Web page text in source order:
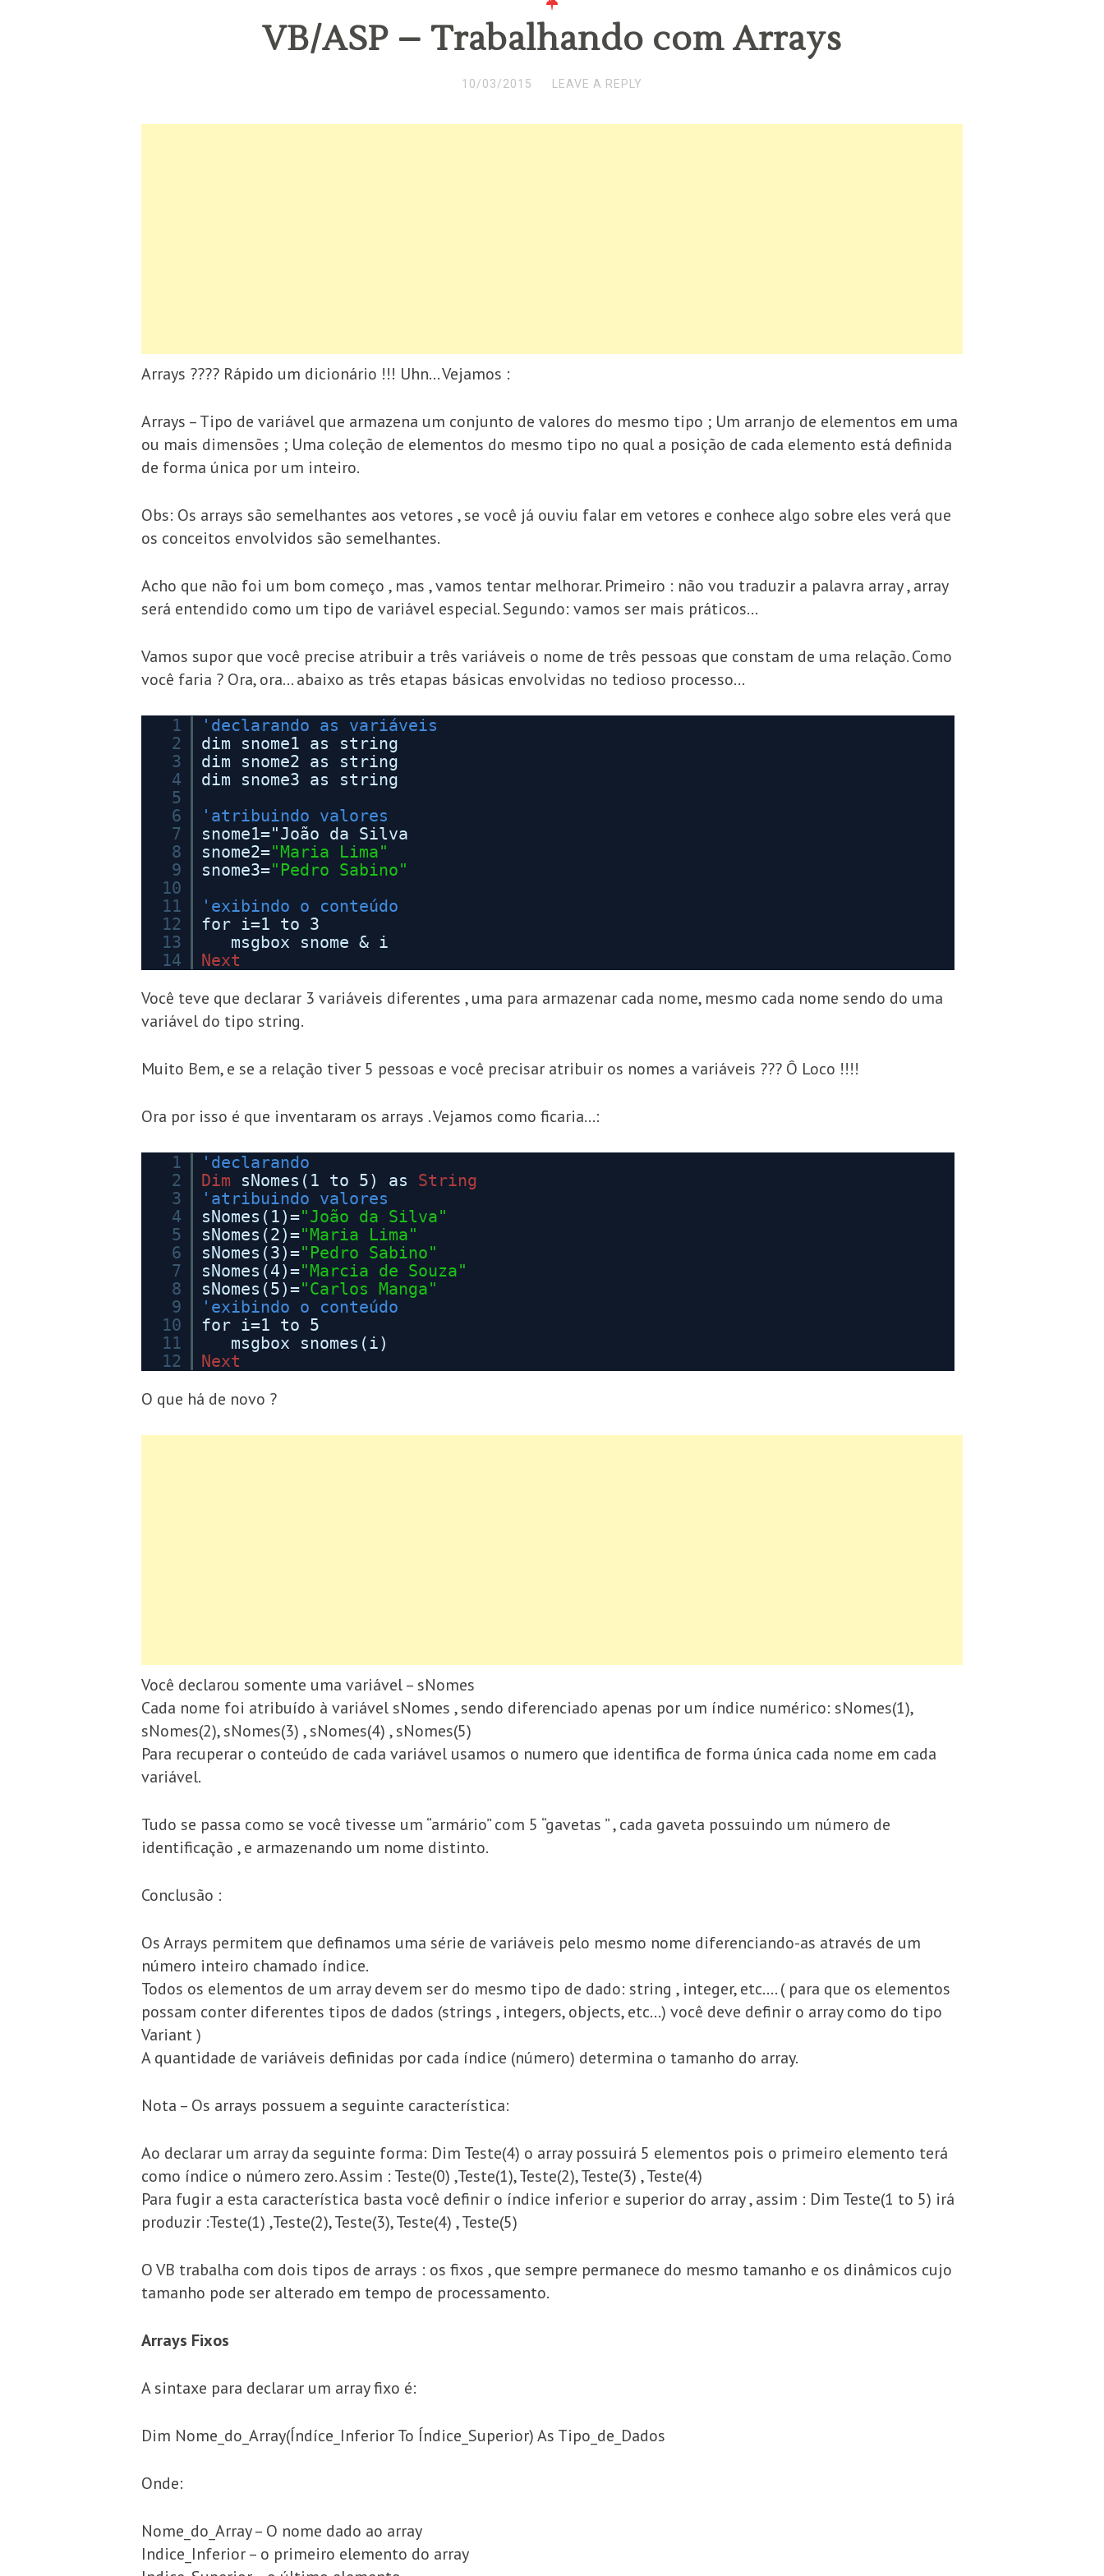
VB/ASP – Trabalhando com Arrays
10/03/2015 LEAVE A REPLY
Arrays ???? Rápido um dicionário !!! Uhn… Vejamos :
Arrays – Tipo de variável que armazena um conjunto de valores do mesmo tipo ; Um arranjo de elementos em uma
ou mais dimensões ; Uma coleção de elementos do mesmo tipo no qual a posição de cada elemento está definida
de forma única por um inteiro.
Obs: Os arrays são semelhantes aos vetores , se você já ouviu falar em vetores e conhece algo sobre eles verá que
os conceitos envolvidos são semelhantes.
Acho que não foi um bom começo , mas , vamos tentar melhorar. Primeiro : não vou traduzir a palavra array , array
será entendido como um tipo de variável especial. Segundo: vamos ser mais práticos…
Vamos supor que você precise atribuir a três variáveis o nome de três pessoas que constam de uma relação. Como
você faria ? Ora, ora… abaixo as três etapas básicas envolvidas no tedioso processo…
1
'declarando as variáveis
2
dim snome1 as string
3
dim snome2 as string
4
dim snome3 as string
5
6
'atribuindo valores
7
snome1="João da Silva
8
snome2="Maria Lima"
9
snome3="Pedro Sabino"
10
11
'exibindo o conteúdo
12
for i=1 to 3
13
msgbox snome & i
14
Next
Você teve que declarar 3 variáveis diferentes , uma para armazenar cada nome, mesmo cada nome sendo do uma
variável do tipo string.
Muito Bem, e se a relação tiver 5 pessoas e você precisar atribuir os nomes a variáveis ??? Ô Loco !!!!
Ora por isso é que inventaram os arrays . Vejamos como ficaria…:
1
'declarando
2
Dim sNomes(1 to 5) as String
3
'atribuindo valores
4
sNomes(1)="João da Silva"
5
sNomes(2)="Maria Lima"
6
sNomes(3)="Pedro Sabino"
7
sNomes(4)="Marcia de Souza"
8
sNomes(5)="Carlos Manga"
9
'exibindo o conteúdo
10
for i=1 to 5
11
msgbox snomes(i)
12
Next
O que há de novo ?
Você declarou somente uma variável – sNomes
Cada nome foi atribuído à variável sNomes , sendo diferenciado apenas por um índice numérico: sNomes(1),
sNomes(2), sNomes(3) , sNomes(4) , sNomes(5)
Para recuperar o conteúdo de cada variável usamos o numero que identifica de forma única cada nome em cada
variável.
Tudo se passa como se você tivesse um “armário” com 5 “gavetas ” , cada gaveta possuindo um número de
identificação , e armazenando um nome distinto.
Conclusão :
Os Arrays permitem que definamos uma série de variáveis pelo mesmo nome diferenciando-as através de um
número inteiro chamado índice.
Todos os elementos de um array devem ser do mesmo tipo de dado: string , integer, etc…. ( para que os elementos
possam conter diferentes tipos de dados (strings , integers, objects, etc…) você deve definir o array como do tipo
Variant )
A quantidade de variáveis definidas por cada índice (número) determina o tamanho do array.
Nota – Os arrays possuem a seguinte característica:
Ao declarar um array da seguinte forma: Dim Teste(4) o array possuirá 5 elementos pois o primeiro elemento terá
como índice o número zero. Assim : Teste(0) ,Teste(1), Teste(2), Teste(3) , Teste(4)
Para fugir a esta característica basta você definir o índice inferior e superior do array , assim : Dim Teste(1 to 5) irá
produzir :Teste(1) ,Teste(2), Teste(3), Teste(4) , Teste(5)
O VB trabalha com dois tipos de arrays : os fixos , que sempre permanece do mesmo tamanho e os dinâmicos cujo
tamanho pode ser alterado em tempo de processamento.
Arrays Fixos
A sintaxe para declarar um array fixo é:
Dim Nome_do_Array(Índíce_Inferior To Índice_Superior) As Tipo_de_Dados
Onde:
Nome_do_Array – O nome dado ao array
Indice_Inferior – o primeiro elemento do array